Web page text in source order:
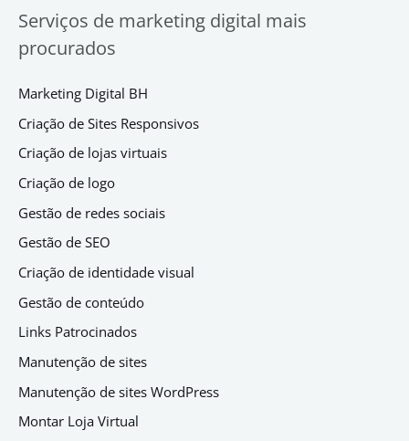
Serviços de marketing digital mais
procurados
Marketing Digital BH
Criação de Sites Responsivos
Criação de lojas virtuais
Criação de logo
Gestão de redes sociais
Gestão de SEO
Criação de identidade visual
Gestão de conteúdo
Links Patrocinados
Manutenção de sites
Manutenção de sites WordPress
Montar Loja Virtual